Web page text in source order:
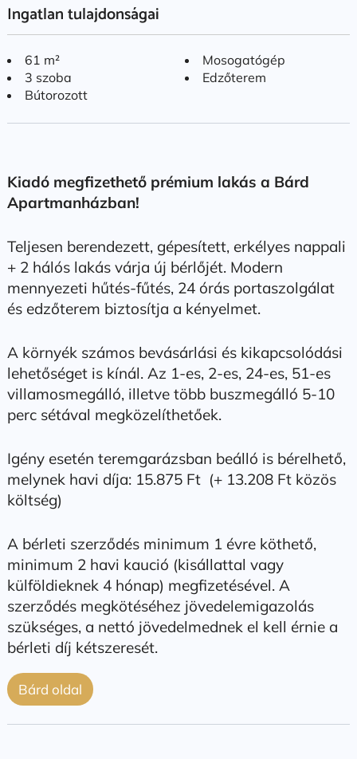
Ingatlan tulajdonságai
61 m²
3 szoba
Bútorozott
Mosogatógép
Edzőterem
Kiadó megfizethető prémium lakás a Bárd
Apartmanházban!
Teljesen berendezett, gépesített, erkélyes nappali
+ 2 hálós lakás várja új bérlőjét. Modern
mennyezeti hűtés-fűtés, 24 órás portaszolgálat
és edzőterem biztosítja a kényelmet.
A környék számos bevásárlási és kikapcsolódási
lehetőséget is kínál. Az 1-es, 2-es, 24-es, 51-es
villamosmegálló, illetve több buszmegálló 5-10
perc sétával megközelíthetőek.
Igény esetén teremgarázsban beálló is bérelhető,
melynek havi díja: 15.875 Ft (+ 13.208 Ft közös
költség)
A bérleti szerződés minimum 1 évre köthető,
minimum 2 havi kaució (kisállattal vagy
külföldieknek 4 hónap) megfizetésével. A
szerződés megkötéséhez jövedelemigazolás
szükséges, a nettó jövedelmednek el kell érnie a
bérleti díj kétszeresét.
Bárd oldal